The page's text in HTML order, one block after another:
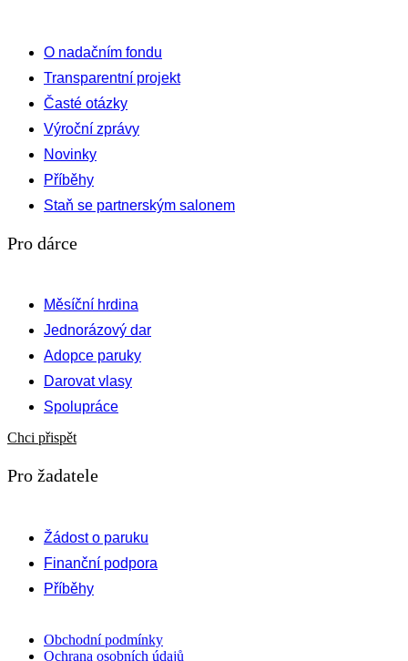
O nadačním fondu
Transparentní projekt
Časté otázky
Výroční zprávy
Novinky
Příběhy
Staň se partnerským salonem
Pro dárce
Měsíční hrdina
Jednorázový dar
Adopce paruky
Darovat vlasy
Spolupráce
Chci přispět
Pro žadatele
Žádost o paruku
Finanční podpora
Příběhy
Obchodní podmínky
Ochrana osobních údajů